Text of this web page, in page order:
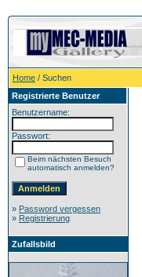
Home / Suchen
Registrierte Benutzer
Benutzername:
Passwort:
Beim nächsten Besuch
automatisch anmelden?
» Password vergessen
» Registrierung
Zufallsbild